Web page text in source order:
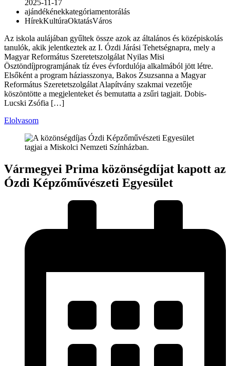
2025-11-17
ajándékénekkategóriamentorálás
HírekKultúraOktatásVáros
Az iskola aulájában gyűltek össze azok az általános és középiskolás
tanulók, akik jelentkeztek az I. Ózdi Járási Tehetségnapra, mely a
Magyar Református Szeretetszolgálat Nyilas Misi
Ösztöndíjprogramjának tíz éves évfordulója alkalmából jött létre.
Elsőként a program háziasszonya, Bakos Zsuzsanna a Magyar
Református Szeretetszolgálat Alapítvány szakmai vezetője
köszöntötte a megjelenteket és bemutatta a zsűri tagjait. Dobis-
Lucski Zsófia […]
Elolvasom
Vármegyei Prima közönségdíjat kapott az
Ózdi Képzőművészeti Egyesület